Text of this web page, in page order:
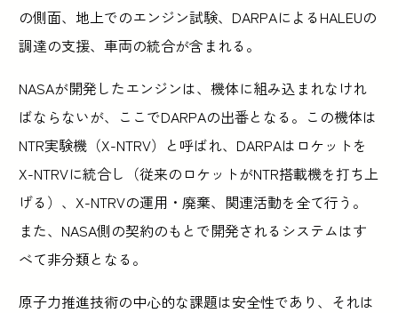
の側面、地上でのエンジン試験、DARPAによるHALEUの
調達の支援、車両の統合が含まれる。
NASAが開発したエンジンは、機体に組み込まれなけれ
ばならないが、ここでDARPAの出番となる。この機体は
NTR実験機（X-NTRV）と呼ばれ、DARPAはロケットを
X-NTRVに統合し（従来のロケットがNTR搭載機を打ち上
げる）、X-NTRVの運用・廃棄、関連活動を全て行う。
また、NASA側の契約のもとで開発されるシステムはす
べて非分類となる。
原子力推進技術の中心的な課題は安全性であり、それは